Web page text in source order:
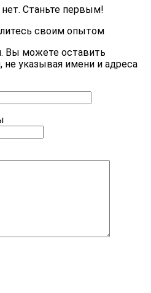
Станьте первым!
своим опытом
Вы можете оставить
указывая имени и адреса